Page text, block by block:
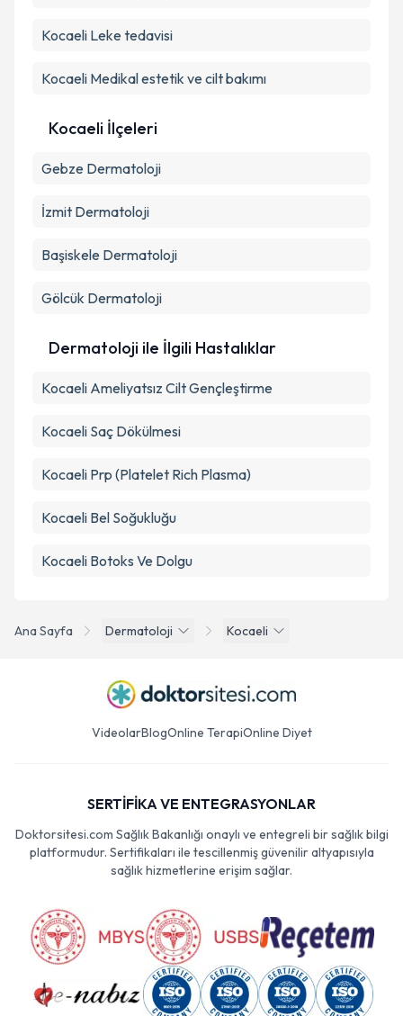
Takvim Talebini Gönder
Ana Sayfa Dermatoloji Kocaeli
Kocaeli Leke tedavisi
Kocaeli Medikal estetik ve cilt bakımı
Kocaeli İlçeleri
Gebze Dermatoloji
İzmit Dermatoloji
Başiskele Dermatoloji
Gölcük Dermatoloji
Dermatoloji ile İlgili Hastalıklar
Kocaeli Ameliyatsız Cilt Gençleştirme
Kocaeli Saç Dökülmesi
Kocaeli Prp (Platelet Rich Plasma)
Kocaeli Bel Soğukluğu
Kocaeli Botoks Ve Dolgu
VideolarBlogOnline TerapiOnline Diyet
SERTİFİKA VE ENTEGRASYONLAR
Doktorsitesi.com Sağlık Bakanlığı onaylı ve entegreli bir sağlık bilgi
platformudur. Sertifikaları ile tescillenmiş güvenilir altyapısıyla
sağlık hizmetlerine erişim sağlar.